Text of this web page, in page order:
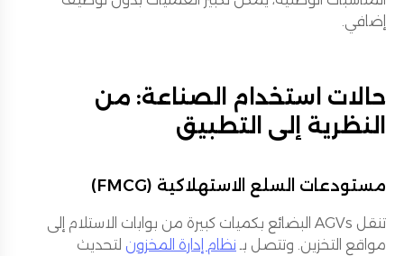
إضافي.
حالات استخدام الصناعة: من
النظرية إلى التطبيق
مستودعات السلع الاستهلاكية (FMCG)
تنقل AGVs البضائع بكميات كبيرة من بوابات الاستلام إلى
مواقع التخزين. وتتصل بـ نظام إدارة المخزون لتحديث